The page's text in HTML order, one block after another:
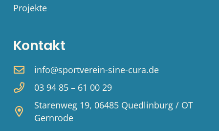
Projekte
Kontakt
info@sportverein-sine-cura.de
03 94 85 – 61 00 29
Starenweg 19, 06485 Quedlinburg / OT
Gernrode